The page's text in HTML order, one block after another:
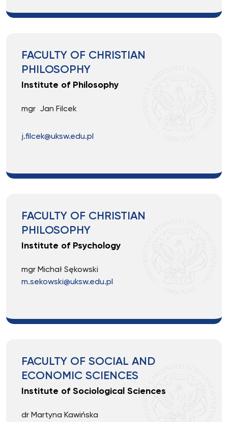
FACULTY OF CHRISTIAN
PHILOSOPHY
Institute of Philosophy
mgr Jan Filcek
j.filcek@uksw.edu.pl
FACULTY OF CHRISTIAN
PHILOSOPHY
Institute of Psychology
mgr Michał Sękowski
m.sekowski@uksw.edu.pl
FACULTY OF SOCIAL AND
ECONOMIC SCIENCES
Institute of Sociological Sciences
dr Martyna Kawińska